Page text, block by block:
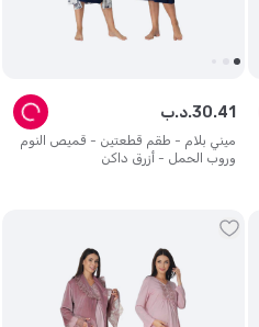
ميني بلام - طقم قطعتين - قميص النوم
وروب الحمل - أزرق داكن
د.ب.30.41